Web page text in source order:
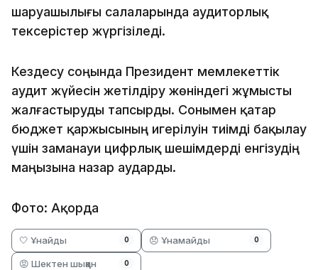
шаруашылығы салаларында аудиторлық
тексерістер жүргізіледі.
Кездесу соңында Президент мемлекеттік
аудит жүйесін жетілдіру жөніндегі жұмысты
жалғастыруды тапсырды. Сонымен қатар
бюджет қаржысының игерілуін тиімді бақылау
үшін заманауи цифрлық шешімдерді енгізудің
маңызына назар аударды.
Фото: Ақорда
🤍 Ұнайды 0 😞 Ұнамайды 0
😡 Шектен шыққан 0